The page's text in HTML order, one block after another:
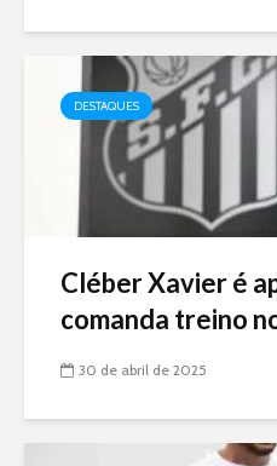
DESTAQUES
Cléber Xavier é
comanda treino
30 de abril de 2025